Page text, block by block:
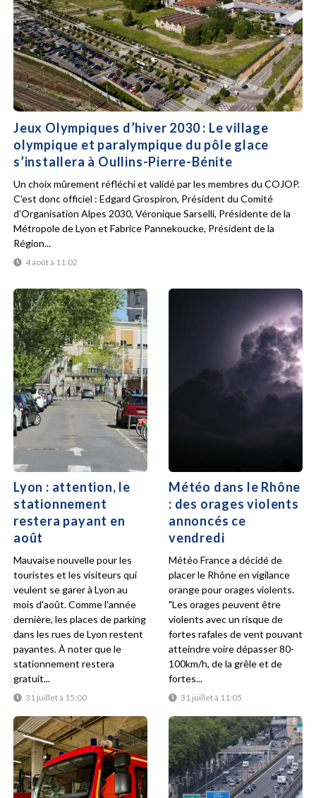
Jeux Olympiques d’hiver 2030 : Le village
olympique et paralympique du pôle glace
s’installera à Oullins-Pierre-Bénite
4 août à 11:02
Un choix mûrement réfléchi et validé par les membres du COJOP.
C'est donc officiel : Edgard Grospiron, Président du Comité
d'Organisation Alpes 2030, Véronique Sarselli, Présidente de la
Métropole de Lyon et Fabrice Pannekoucke, Président de la
Région...
Lyon : attention, le
stationnement
restera payant en
août
31 juillet à 15:00
Mauvaise nouvelle pour les
touristes et les visiteurs qui
veulent se garer à Lyon au
mois d'août. Comme l'année
dernière, les places de parking
dans les rues de Lyon restent
payantes. À noter que le
stationnement restera
gratuit...
Météo dans le Rhône
: des orages violents
annoncés ce
vendredi
31 juillet à 11:05
Météo France a décidé de
placer le Rhône en vigilance
orange pour orages violents.
"Les orages peuvent être
violents avec un risque de
fortes rafales de vent pouvant
atteindre voire dépasser 80-
100km/h, de la grêle et de
fortes...